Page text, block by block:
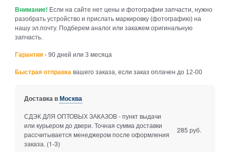
Внимание! Если на сайте нет цены и фотографии запчасти, нужно
разобрать устройство и прислать маркировку (фотографию) на
нашу эл.почту. Подберем аналог или закажем оригинальную
запчасть.
Гарантия - 90 дней или 3 месяца
Быстрая отправка вашего заказа, если заказ оплачен до 12-00
Доставка вМосква
СДЭК ДЛЯ ОПТОВЫХ ЗАКАЗОВ - пункт выдачи
или курьером до двери. Точная сумма доставки
рассчитывается менеджером после оформления
заказа. (1-3)
285 руб.